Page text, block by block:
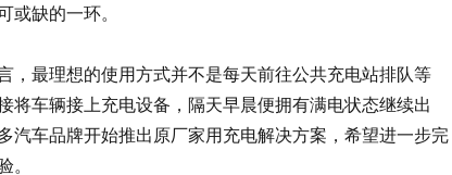
或缺的一环。
，最理想的使用方式并不是每天前往公共充电站排队等
将车辆接上充电设备，隔天早晨便拥有满电状态继续出
汽车品牌开始推出原厂家用充电解决方案，希望进一步完
。